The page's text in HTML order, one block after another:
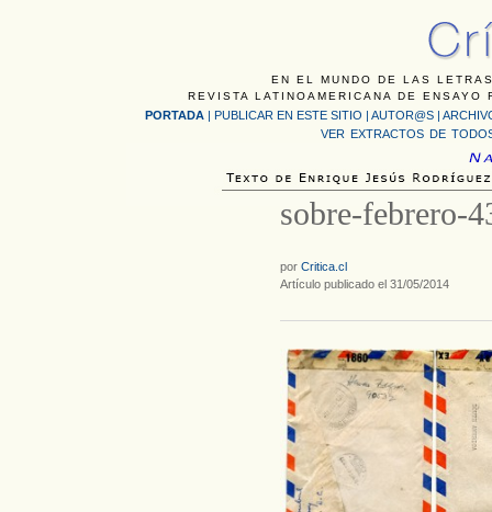
EN EL MUNDO DE LAS
REVISTA LATINOAMERICANA DE
PORTADA | PUBLICAR EN ESTE SITIO | AUTOR@S |
VER EXTRACTOS DE
sobre-febrero-
por Critica.cl
Artículo publicado el 31/05/2014